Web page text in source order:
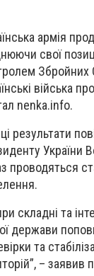
армія
свої
Збройних
війська
nenka.info.
результати
України
проводяться
складні та
держави
та
– заявив